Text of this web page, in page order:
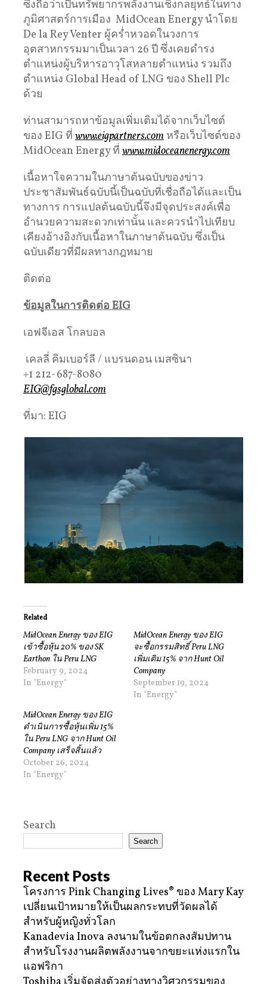
ซึ่งถือว่าเป็นทรัพยากรพลังงานเชิงกลยุทธ์ในทาง
ภูมิศาสตร์การเมือง MidOcean Energy นำโดย
De la Rey Venter ผู้คร่ำหวอดในวงการ
อุตสาหกรรมมาเป็นเวลา 26 ปี ซึ่งเคยดำรง
ตำแหน่งผู้บริหารอาวุโสหลายตำแหน่ง รวมถึง
ตำแหน่ง Global Head of LNG ของ Shell Plc
ด้วย
ท่านสามารถหาข้อมูลเพิ่มเติมได้จากเว็บไซต์
ของ EIG ที่ www.eigpartners.com หรือเว็บไซต์ของ
MidOcean Energy ที่ www.midoceanenergy.com
เนื้อหาใจความในภาษาต้นฉบับของข่าว
ประชาสัมพันธ์ฉบับนี้เป็นฉบับที่เชื่อถือได้และเป็น
ทางการ การแปลต้นฉบับนี้จึงมีจุดประสงค์เพื่อ
อำนวยความสะดวกเท่านั้น และควรนำไปเทียบ
เคียงอ้างอิงกับเนื้อหาในภาษาต้นฉบับ ซึ่งเป็น
ฉบับเดียวที่มีผลทางกฎหมาย
ติดต่อ
ข้อมูลในการติดต่อ EIG
เอฟจีเอส โกลบอล
เคลลี่ คิมเบอร์ลี / แบรนดอน เมสซินา
+1 212-687-8080
EIG@fgsglobal.com
ที่มา: EIG
Related
MidOcean Energy ของ EIG
เข้าซื้อหุ้น 20% ของ SK
Earthon ใน Peru LNG
February 9, 2024
In "Energy"
MidOcean Energy ของ EIG
จะซื้อกรรมสิทธิ์ Peru LNG
เพิ่มเติม 15% จาก Hunt Oil
Company
September 19, 2024
In "Energy"
MidOcean Energy ของ EIG
ดำเนินการซื้อหุ้นเพิ่ม 15%
ใน Peru LNG จาก Hunt Oil
Company เสร็จสิ้นแล้ว
October 26, 2024
In "Energy"
Search
Search
Recent Posts
โครงการ Pink Changing Lives® ของ Mary Kay
เปลี่ยนเป้าหมายให้เป็นผลกระทบที่วัดผลได้
สำหรับผู้หญิงทั่วโลก
Kanadevia Inova ลงนามในข้อตกลงสัมปทาน
สำหรับโรงงานผลิตพลังงานจากขยะแห่งแรกใน
แอฟริกา